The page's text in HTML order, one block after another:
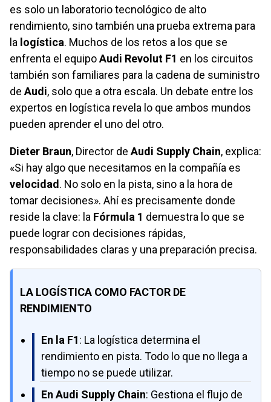
es solo un laboratorio tecnológico de alto
rendimiento, sino también una prueba extrema para
la logística. Muchos de los retos a los que se
enfrenta el equipoAudi Revolut F1 en los circuitos
también son familiares para la cadena de suministro
de Audi, solo que a otra escala. Un debate entre los
expertos en logística revela lo que ambos mundos
pueden aprender el uno del otro.
Dieter Braun, Director de Audi Supply Chain, explica:
«Si hay algo que necesitamos en la compañía es
velocidad. No solo en la pista, sino a la hora de
tomar decisiones». Ahí es precisamente donde
reside la clave: la Fórmula 1 demuestra lo que se
puede lograr con decisiones rápidas,
responsabilidades claras y una preparación precisa.
LA LOGÍSTICA COMO FACTOR DE
RENDIMIENTO
En la F1: La logística determina el
rendimiento en pista. Todo lo que no llega a
tiempo no se puede utilizar.
En Audi Supply Chain: Gestiona el flujo de